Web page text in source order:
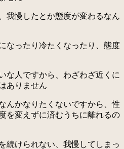
我慢したとか態度が変わるなん
なったり冷たくなったり、態度
な人ですから、わざわざ近くに
ありません
んかなりたくないですから、性
を変えずに済むうちに離れるの
続けられない、我慢してしまっ